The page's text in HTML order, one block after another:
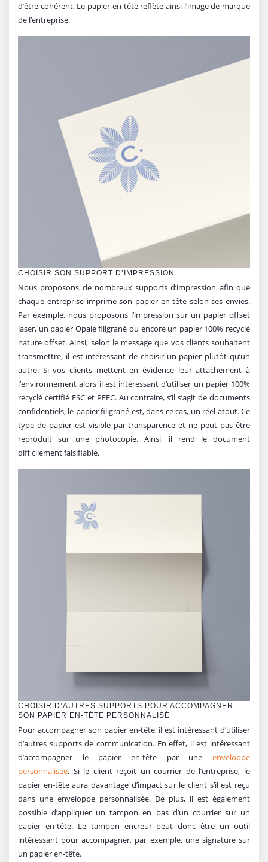
d’être cohérent. Le papier en-tête reflète ainsi l’image de marque
de l’entreprise.
CHOISIR SON SUPPORT D’IMPRESSION
Nous proposons de nombreux supports d’impression afin que
chaque entreprise imprime son papier en-tête selon ses envies.
Par exemple, nous proposons l’impression sur un papier offset
laser, un papier Opale filigrané ou encore un papier 100% recyclé
nature offset. Ainsi, selon le message que vos clients souhaitent
transmettre, il est intéressant de choisir un papier plutôt qu’un
autre. Si vos clients mettent en évidence leur attachement à
l’environnement alors il est intéressant d’utiliser un papier 100%
recyclé certifié FSC et PEFC. Au contraire, s’il s’agit de documents
confidentiels, le papier filigrané est, dans ce cas, un réel atout. Ce
type de papier est visible par transparence et ne peut pas être
reproduit sur une photocopie. Ainsi, il rend le document
difficilement falsifiable.
CHOISIR D’AUTRES SUPPORTS POUR ACCOMPAGNER
SON PAPIER EN-TÊTE PERSONNALISÉ
Pour accompagner son papier en-tête, il est intéressant d’utiliser
d’autres supports de communication. En effet, il est intéressant
d’accompagner le papier en-tête par une enveloppe
personnalisée. Si le client reçoit un courrier de l’entreprise, le
papier en-tête aura davantage d’impact sur le client s’il est reçu
dans une enveloppe personnalisée. De plus, il est également
possible d’appliquer un tampon en bas d’un courrier sur un
papier en-tête. Le tampon encreur peut donc être un outil
intéressant pour accompagner, par exemple, une signature sur
un papier en-tête.